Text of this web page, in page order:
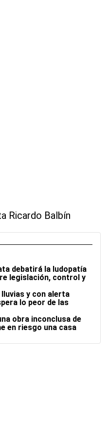
Ricardo Balbín
debatirá la ludopatía
legislación, control y
lluvias y con alerta
lo peor de las
obra inconclusa de
en riesgo una casa